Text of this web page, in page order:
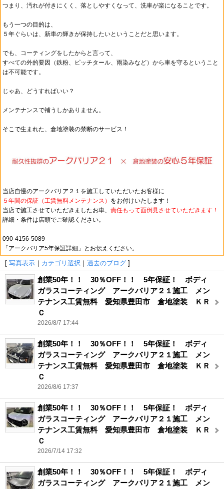
つまり、汚れが付きにくく、落としやすくなって、 洗車が楽になることです。
もう一つの目的は、
５年ぐらいは、新車の輝きが保持したいということだと思います。
でも、コーティングをしたからと言って、
すべての外的要因（鉄粉、ピッチタール、雨染みなど）から車を守るということ
は不可能です。
じゃあ、どうすればいい？
メンテナンスで補うしかありません。
そこで生まれた、倉地塗装の禁断のサービス！
当店自慢のアークバリア２１を施工していただいたお客様に
５年間の保証（工賃無料メンテナンス） をお付けいたします！
当店で施工させていただきましたお車、 責任もって面倒見させていただきます！
詳細・条件は店頭でご確認ください。
090-4156-5089
「アークバリア5年保証詳細」とお伝えください。
[ 写真表示 ｜ カテゴリ選択 ｜ 過去のブログ ]
創業50年！！ 30％OFF！！ 5年保証！ ボディ
ガラスコーティング アークバリア２１施工 メン
テナンス工賃無料 愛知県豊田市 倉地塗装 ＫＲ
Ｃ
2026/8/7 17:44
創業50年！！ 30％OFF！！ 5年保証！ ボディ
ガラスコーティング アークバリア２１施工 メン
テナンス工賃無料 愛知県豊田市 倉地塗装 ＫＲ
Ｃ
2026/8/6 17:37
創業50年！！ 30％OFF！！ 5年保証！ ボディ
ガラスコーティング アークバリア２１施工 メン
テナンス工賃無料 愛知県豊田市 倉地塗装 ＫＲ
Ｃ
2026/7/14 17:32
創業50年！！ 30％OFF！！ 5年保証！ ボディ
ガラスコーティング アークバリア２１施工 メン